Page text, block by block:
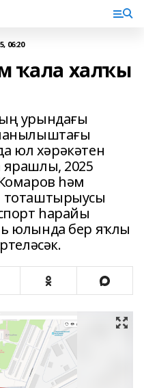
06:20
ҡала халҡы
урындағы
юл хәрәкәтен
2025
һәм
тоташтырыусы
һарайы
юлында бер яҡлы